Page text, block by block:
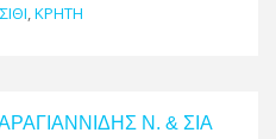
,ΚΡΗΤΗ
Ν. & ΣΙΑ